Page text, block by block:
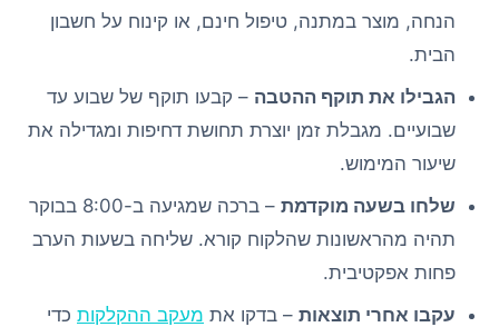
הנחה, מוצר במתנה, טיפול חינם, או קינוח על חשבון
הבית.
הגבילו את תוקף ההטבה – קבעו תוקף של שבוע עד
שבועיים. מגבלת זמן יוצרת תחושת דחיפות ומגדילה את
שיעור המימוש.
שלחו בשעה מוקדמת
– ברכה שמגיעה ב-8:00 בבוקר
תהיה מהראשונות שהלקוח קורא. שליחה בשעות הערב
פחות אפקטיבית.
עקבו אחרי תוצאות – בדקו את מעקב ההקלקות כדי